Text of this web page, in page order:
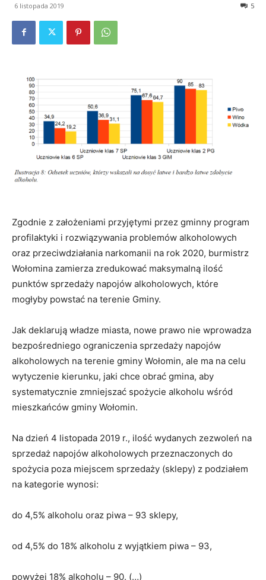
6 listopada 2019 5
Zgodnie z założeniami przyjętymi przez gminny program
profilaktyki i rozwiązywania problemów alkoholowych
oraz przeciwdziałania narkomanii na rok 2020, burmistrz
Wołomina zamierza zredukować maksymalną ilość
punktów sprzedaży napojów alkoholowych, które
mogłyby powstać na terenie Gminy.
Jak deklarują władze miasta, nowe prawo nie wprowadza
bezpośredniego ograniczenia sprzedaży napojów
alkoholowych na terenie gminy Wołomin, ale ma na celu
wytyczenie kierunku, jaki chce obrać gmina, aby
systematycznie zmniejszać spożycie alkoholu wśród
mieszkańców gminy Wołomin.
Na dzień 4 listopada 2019 r., ilość wydanych zezwoleń na
sprzedaż napojów alkoholowych przeznaczonych do
spożycia poza miejscem sprzedaży (sklepy) z podziałem
na kategorie wynosi:
do 4,5% alkoholu oraz piwa – 93 sklepy,
od 4,5% do 18% alkoholu z wyjątkiem piwa – 93,
powyżej 18% alkoholu – 90. (…)